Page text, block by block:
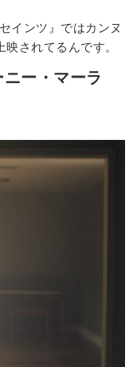
インツ』ではカンヌ
されてるんです。
ー・マーラ